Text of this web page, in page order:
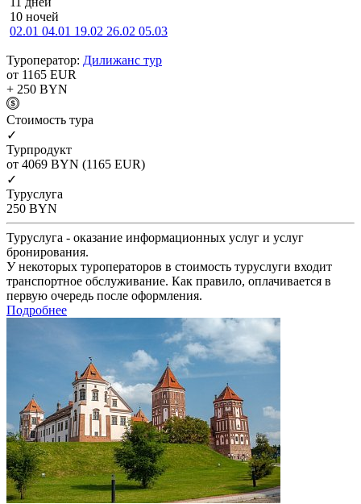
10 ночей
02.01 04.01 19.02 26.02 05.03
Туроператор: Дилижанс тур
от 1165 EUR
+ 250 BYN
Cтоимость тура
✓
Турпродукт
от 4069 BYN (1165 EUR)
✓
Туруслуга
250 BYN
Туруслуга - оказание информационных услуг и услуг
бронирования.
У некоторых туроператоров в стоимость туруслуги входит
транспортное обслуживание. Как правило, оплачивается в
первую очередь после оформления.
Подробнее